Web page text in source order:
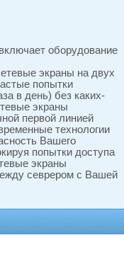
оборудование
экраны на двух
попытки
в день) без каких-
экраны
первой линией
технологии
Вашего
попытки доступа
экраны
севрером с Вашей